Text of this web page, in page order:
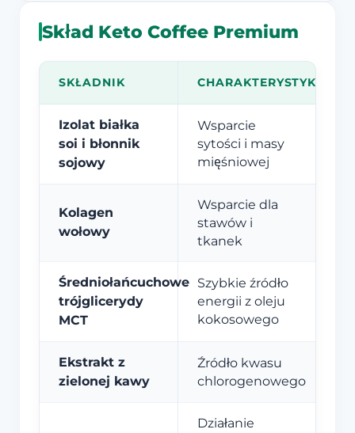
Skład Keto Coffee Premium
SKŁADNIK CHARAKTERYSTYKA
Izolat białka
soi i błonnik
sojowy
Wsparcie
sytości i masy
mięśniowej
Kolagen
wołowy
Wsparcie dla
stawów i
tkanek
Średniołańcuchowe
trójglicerydy
MCT
Szybkie źródło
energii z oleju
kokosowego
Ekstrakt z
zielonej kawy
Źródło kwasu
chlorogenowego
Działanie